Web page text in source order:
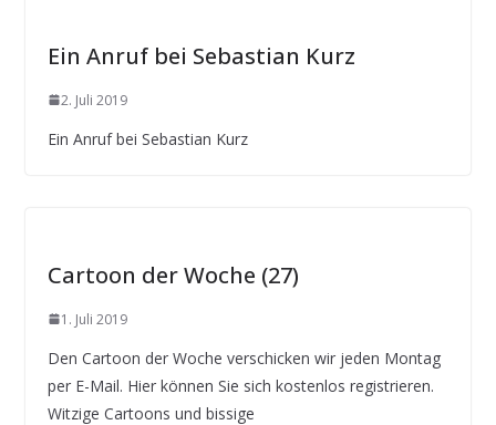
Ein Anruf bei Sebastian Kurz
2. Juli 2019
Ein Anruf bei Sebastian Kurz
Cartoon der Woche (27)
1. Juli 2019
Den Cartoon der Woche verschicken wir jeden Montag
per E-Mail. Hier können Sie sich kostenlos registrieren.
Witzige Cartoons und bissige